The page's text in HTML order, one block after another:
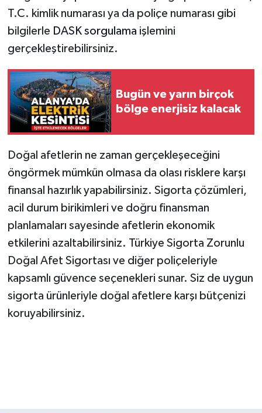
T.C. kimlik numarası ya da poliçe numarası gibi
bilgilerle DASK sorgulama işlemini
gerçekleştirebilirsiniz.
Bugün ve yarın birçok
bölge enerjisiz kalacak
Doğal afetlerin ne zaman gerçekleşeceğini
öngörmek mümkün olmasa da olası risklere karşı
finansal hazırlık yapabilirsiniz. Sigorta çözümleri,
acil durum birikimleri ve doğru finansman
planlamaları sayesinde afetlerin ekonomik
etkilerini azaltabilirsiniz. Türkiye Sigorta Zorunlu
Doğal Afet Sigortası ve diğer poliçeleriyle
kapsamlı güvence seçenekleri sunar. Siz de uygun
sigorta ürünleriyle doğal afetlere karşı bütçenizi
koruyabilirsiniz.